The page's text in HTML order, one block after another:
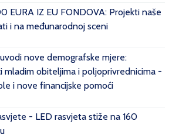
EURA IZ EU FONDOVA: Projekti naše
i na međunarodnoj sceni
nove demografske mjere:
mladim obiteljima i poljoprivrednicima -
i nove financijske pomoći
- LED rasvjeta stiže na 160